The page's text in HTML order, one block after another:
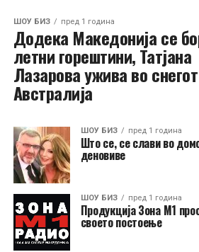
ШОУ БИЗ пред 1 година
Додека Македонија се
летни горештини, Татјана
Лазарова ужива во
Австралија
ШОУ БИЗ пред 1 година
Што се, се слави во
деновиве
ШОУ БИЗ пред 1 година
Продукција Зона М1
своето постоење